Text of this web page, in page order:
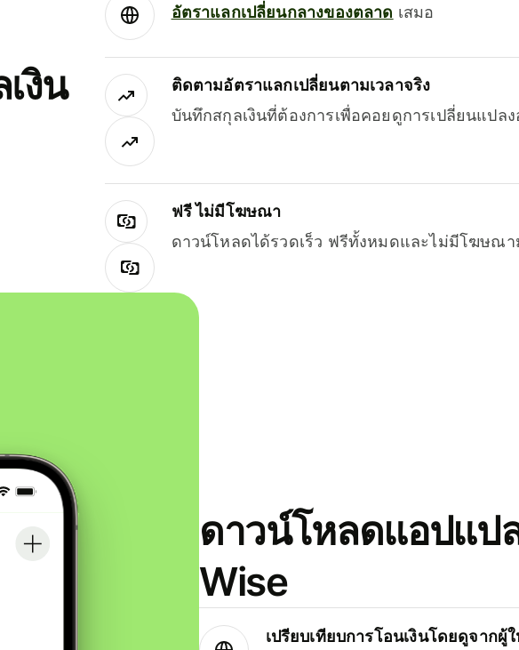
งิน
อัตราแลกเปลี่ยนกลางของตลาด เสมอ
ติดตามอัตราแลกเปลี่ยนตามเวลาจริง
บันทึกสกุลเงินที่ต้องการเพื่อคอยดูการเปลี่ยนแปล
ฟรี ไม่มีโฆษณา
ดาวน์โหลดได้รวดเร็ว ฟรีทั้งหมดและไม่มีโฆษณา
ดาวน์โหลดแอปแป
Wise
เปรียบเทียบการโอนเงินโดยดูจากผู้